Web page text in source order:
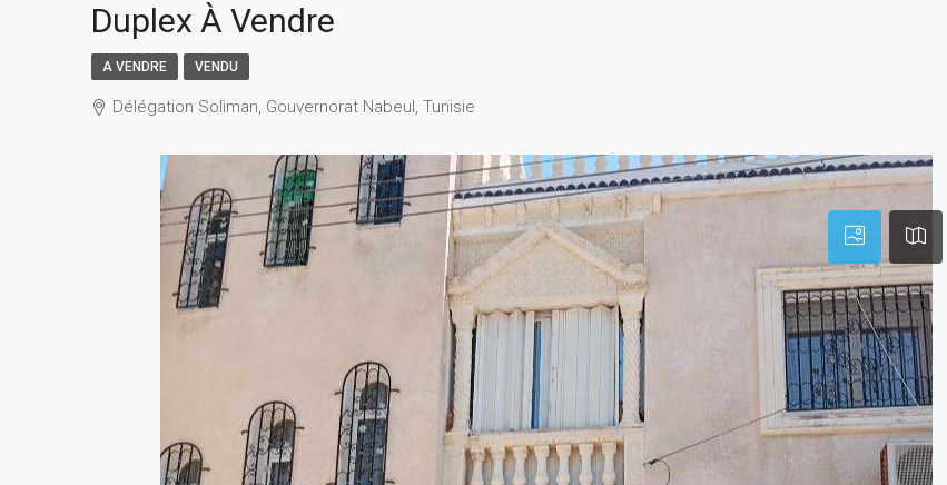
Duplex À Vendre
A VENDRE VENDU
Délégation Soliman, Gouvernorat Nabeul, Tunisie